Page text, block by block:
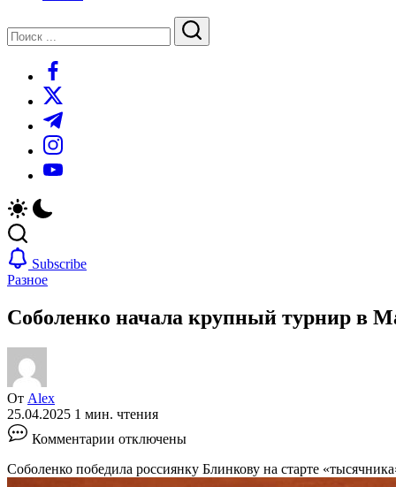
Поиск
Поиск
https://www.facebook.com/
https://twitter.com/
https://t.me/
https://www.instagram.com/
https://youtube.com/
Subscribe
Разное
Соболенко начала крупный турнир в
От Alex
25.04.2025 1 мин. чтения
Комментарии записи
начала
отключены
Соболенко победила россиянку Блинкову на старте